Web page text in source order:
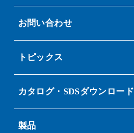
お問い合わせ
トピックス
カタログ・SDSダウンロード
製品